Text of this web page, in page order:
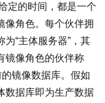
定的时间，都是一个
像角色。每个伙伴拥
“主体服务器”，其
镜像角色的伙伴称
镜像数据库。假如
数据库即为生产数据